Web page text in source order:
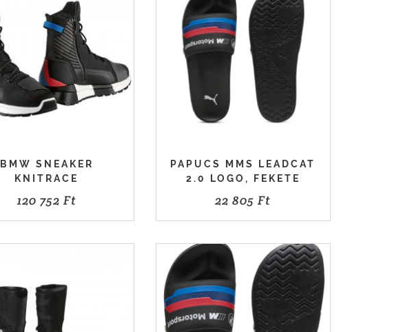
BMW SNEAKER
KNITRACE
120 752 Ft
PAPUCS MMS LEADCAT
2.0 LOGO, FEKETE
22 805Ft